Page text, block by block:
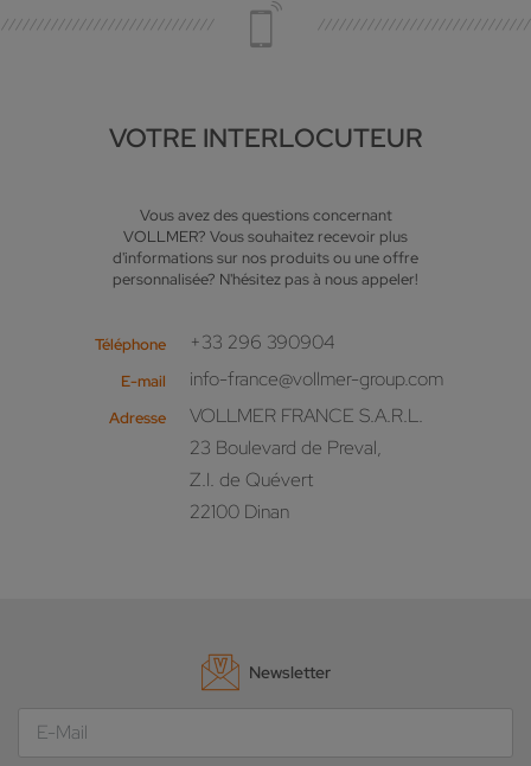
VOTRE INTERLOCUTEUR
Vous avez des questions concernant
VOLLMER? Vous souhaitez recevoir plus
d'informations sur nos produits ou une offre
personnalisée? N'hésitez pas à nous appeler!
Téléphone +33 296 390904
E-mail info-france@vollmer-group.com
Adresse
VOLLMER FRANCE S.A.R.L.
23 Boulevard de Preval,
Z.I. de Quévert
22100 Dinan
Newsletter